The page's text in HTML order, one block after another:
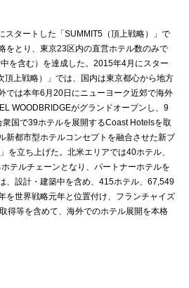
タートした「SUMMIT5（頂上戦略）」で
をとり、東京23区内の直営ホテル数のみで
を含む）を達成した。2015年4月にスター
頂上戦略）」では、国内は東京都心から地方
では本年6月20日にニューヨーク近郊で海外
WOODBRIDGEがグランドオープンし、9
国で39ホテルを展開するCoast Hotelsを取
新都市型ホテルコンセプトを融合させた新ブ
を立ち上げた。北米エリアでは40ホテル、
テルチェーンとなり、パートナーホテルを
、設計・建築中を含め、415ホテル、67,549
を世界戦略元年と位置付け、フランチャイズ
得等を含めて、海外でのホテル展開を本格